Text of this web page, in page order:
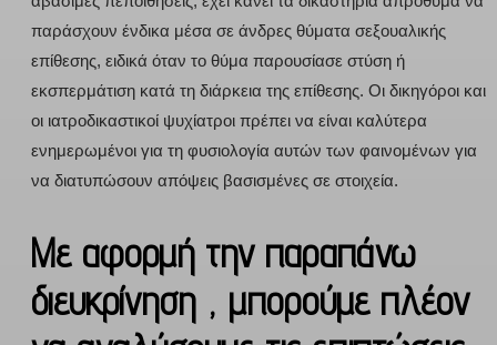
παράσχουν ένδικα μέσα σε άνδρες θύματα σεξουαλικής
επίθεσης, ειδικά όταν το θύμα παρουσίασε στύση ή
εκσπερμάτιση κατά τη διάρκεια της επίθεσης. Οι δικηγόροι και
οι ιατροδικαστικοί ψυχίατροι πρέπει να είναι καλύτερα
ενημερωμένοι για τη φυσιολογία αυτών των φαινομένων για
να διατυπώσουν απόψεις βασισμένες σε στοιχεία.
Με αφορμή την παραπάνω
διευκρίνηση , μπορούμε πλέον